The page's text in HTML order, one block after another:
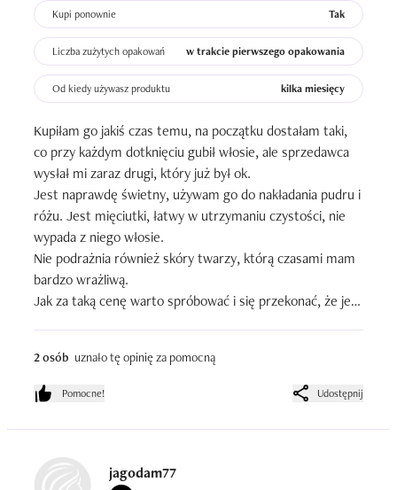
Kupi ponownie Tak
Liczba zużytych opakowań w trakcie pierwszego opakowania
Od kiedy używasz produktu kilka miesięcy
Kupiłam go jakiś czas temu, na początku dostałam taki,
co przy każdym dotknięciu gubił włosie, ale sprzedawca
wysłał mi zaraz drugi, który już był ok.
Jest naprawdę świetny, używam go do nakładania pudru i
różu. Jest mięciutki, łatwy w utrzymaniu czystości, nie
wypada z niego włosie.
Nie podrażnia również skóry twarzy, którą czasami mam
bardzo wrażliwą.
Jak za taką cenę warto spróbować i się przekonać, że jest
2 osób uznało tę opinię za pomocną
Pomocne! Udostępnij
jagodam77